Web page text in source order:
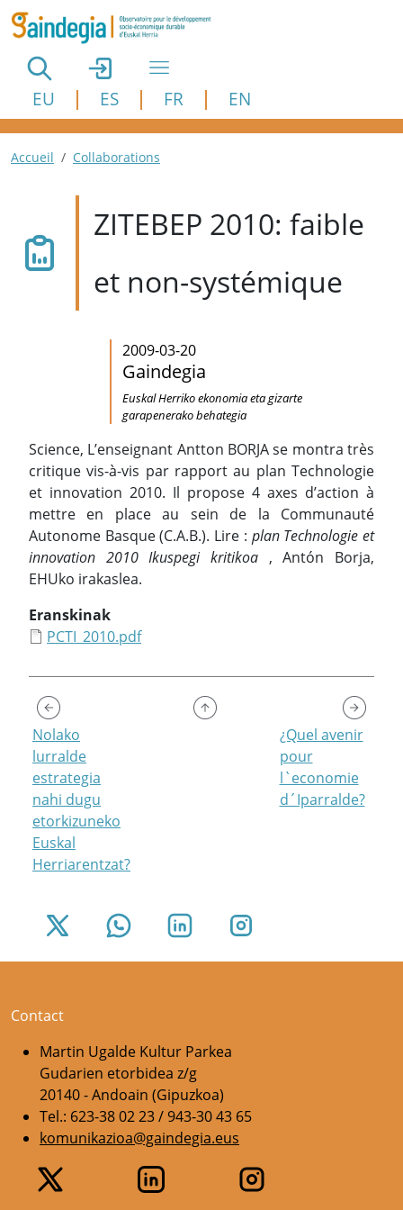
Aller au contenu principal
EU ES FR EN
Fil d'Ariane
Accueil Collaborations
ZITEBEP 2010: faible
et non-systémique
2009-03-20
Gaindegia
Euskal Herriko ekonomia eta gizarte
garapenerako behategia
Science, L’enseignant Antton BORJA se montra très
critique vis-à-vis par rapport au plan Technologie
et innovation 2010. Il propose 4 axes d’action à
mettre en place au sein de la Communauté
Autonome Basque (C.A.B.). Lire : plan Technologie et
innovation 2010 Ikuspegi kritikoa , Antón Borja,
EHUko irakaslea.
Eranskinak
PCTI_2010.pdf
Nolako
lurralde
estrategia
nahi dugu
etorkizuneko
Euskal
Herriarentzat?
¿Quel avenir
pour
l`economie
d´Iparralde?
Contact
Martin Ugalde Kultur Parkea
Gudarien etorbidea z/g
20140 - Andoain (Gipuzkoa)
Tel.: 623-38 02 23 / 943-30 43 65
komunikazioa@gaindegia.eus